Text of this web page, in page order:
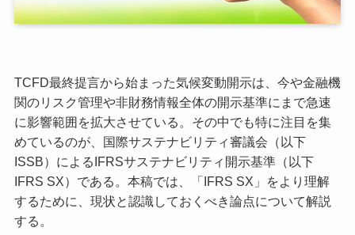
TCFD最終提言から始まった気候変動開示は、今や金融機
関のリスク管理や非財務情報全体の開示基準にまで急速
に影響範囲を拡大させている。その中でも特に注目を集
めているのが、国際サステナビリティ審議会（以下
ISSB）によるIFRSサステナビリティ開示基準（以下
IFRS SX）である。本稿では、「IFRS SX」をより理解
するために、現状と認識しておくべき論点について解説
する。